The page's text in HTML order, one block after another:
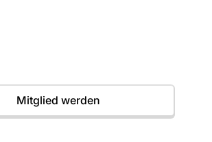
Mitglied werden